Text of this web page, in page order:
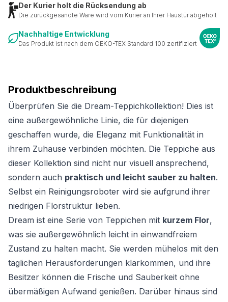
Produktbeschreibung
Überprüfen Sie die Dream-Teppichkollektion! Dies ist
eine außergewöhnliche Linie, die für diejenigen
geschaffen wurde, die Eleganz mit Funktionalität in
ihrem Zuhause verbinden möchten. Die Teppiche aus
dieser Kollektion sind nicht nur visuell ansprechend,
sondern auch praktisch und leicht sauber zu halten.
Selbst ein Reinigungsroboter wird sie aufgrund ihrer
niedrigen Florstruktur lieben.
Dream ist eine Serie von Teppichen mit kurzem Flor,
was sie außergewöhnlich leicht in einwandfreiem
Zustand zu halten macht. Sie werden mühelos mit den
täglichen Herausforderungen klarkommen, und ihre
Besitzer können die Frische und Sauberkeit ohne
übermäßigen Aufwand genießen. Darüber hinaus sind
Der Kurier holt die Rücksendung ab
Die zurückgesandte Ware wird vom Kurier an Ihrer Haustür abgeholt
Nachhaltige Entwicklung
Das Produkt ist nach dem OEKO-TEX Standard 100 zertifiziert